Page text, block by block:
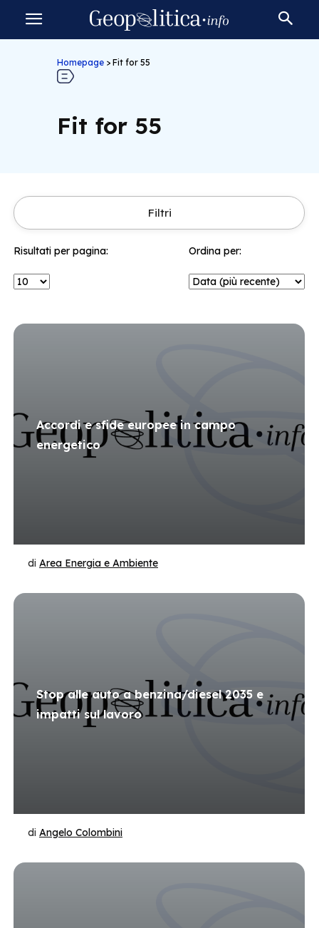
Homepage > Fit for 55
Fit for 55
Filtri
Risultati per pagina: Ordina per:
Accordi e sfide europee in campo
energetico
di Area Energia e Ambiente
Stop alle auto a benzina/diesel 2035 e
impatti sul lavoro
di Angelo Colombini